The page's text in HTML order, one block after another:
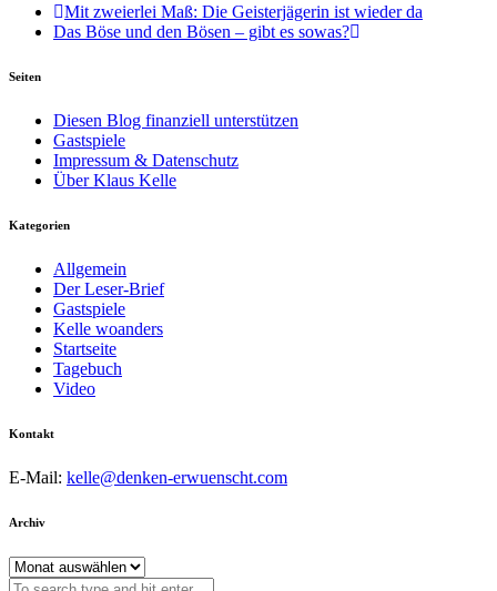
Mit zweierlei Maß: Die Geisterjägerin ist wieder da
Das Böse und den Bösen – gibt es sowas?
Seiten
Diesen Blog finanziell unterstützen
Gastspiele
Impressum & Datenschutz
Über Klaus Kelle
Kategorien
Allgemein
Der Leser-Brief
Gastspiele
Kelle woanders
Startseite
Tagebuch
Video
Kontakt
E-Mail: kelle@denken-erwuenscht.com
Archiv
Archiv